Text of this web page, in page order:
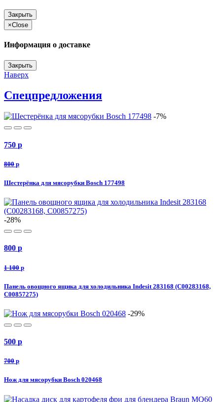
Закрыть
×Close
Информация о доставке
Закрыть
Наверх
Спецпредложения
-7%
750 p
800 p
Шестерёнка для мясорубки Bosch 177498
-28%
800 p
1 100 p
Панель овощного ящика для холодильника Indesit 283168 (C00283168,
C00857275)
-29%
500 p
700 p
Нож для мясорубки Bosch 020468